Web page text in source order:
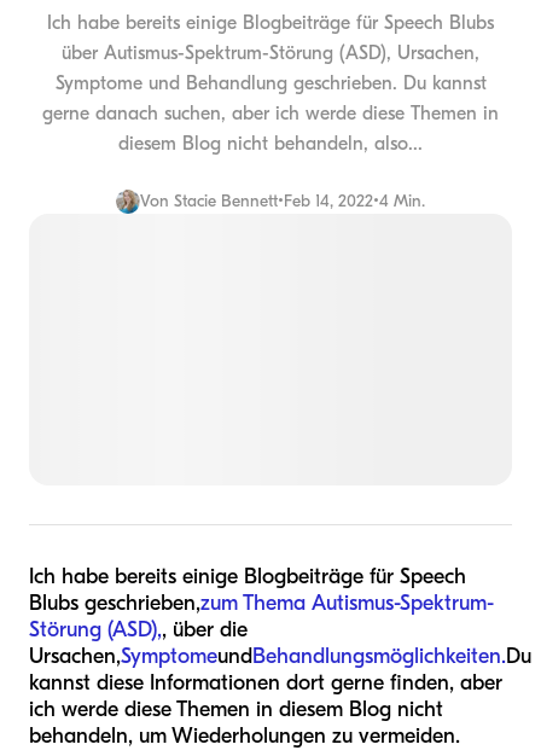
Ich habe bereits einige Blogbeiträge für Speech Blubs
über Autismus-Spektrum-Störung (ASD), Ursachen,
Symptome und Behandlung geschrieben. Du kannst
gerne danach suchen, aber ich werde diese Themen in
diesem Blog nicht behandeln, also...
Von Stacie Bennett•Feb 14, 2022•4 Min.
Ich habe bereits einige Blogbeiträge für Speech
Blubs geschrieben,zum Thema Autismus-Spektrum-
Störung (ASD),, über die
Ursachen,Symptomeund Behandlungsmöglichkeiten.Du
kannst diese Informationen dort gerne finden, aber
ich werde diese Themen in diesem Blog nicht
behandeln, um Wiederholungen zu vermeiden.